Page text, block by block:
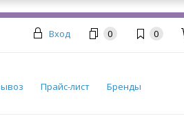
Вход 0 0
Прайс-лист Бренды